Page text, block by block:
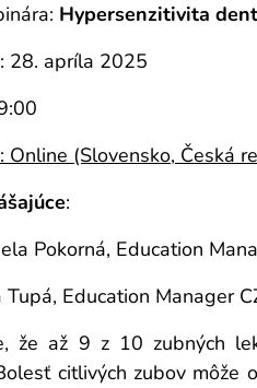
Hypersenzitivita
28. apríla 2025
Online (Slovensko, Česká
:
Pokorná, Education
Tupá, Education Manager
že až 9 z 10 zubných
citlivých zubov môže